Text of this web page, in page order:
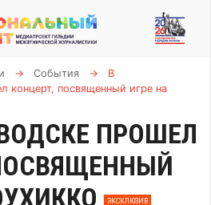
→ События →
В
концерт, посвященный игре на
ПРОШЕЛ
ЭКСКЛЮЗИВ